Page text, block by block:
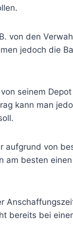
von den
jedoch die
seinem
kann man
aufgrund von
am besten
bereits bei